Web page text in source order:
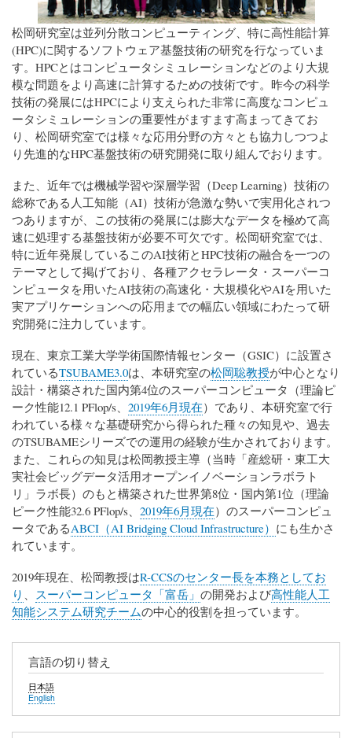
松岡研究室は並列分散コンピューティング、特に高性能計算
(HPC)に関するソフトウェア基盤技術の研究を行なっていま
す。HPCとはコンピュータシミュレーションなどのより大規
模な問題をより高速に計算するための技術です。昨今の科学
技術の発展にはHPCにより支えられた非常に高度なコンピュ
ータシミュレーションの重要性がますます高まってきてお
り、松岡研究室では様々な応用分野の方々とも協力しつつよ
り先進的なHPC基盤技術の研究開発に取り組んでおります。
また、近年では機械学習や深層学習（Deep Learning）技術の
総称である人工知能（AI）技術が急激な勢いで実用化されつ
つありますが、この技術の発展には膨大なデータを極めて高
速に処理する基盤技術が必要不可欠です。松岡研究室では、
特に近年発展しているこのAI技術とHPC技術の融合を一つの
テーマとして掲げており、各種アクセラレータ・スーパーコ
ンピュータを用いたAI技術の高速化・大規模化やAIを用いた
実アプリケーションへの応用までの幅広い領域にわたって研
究開発に注力しています。
現在、東京工業大学学術国際情報センター（GSIC）に設置さ
れているTSUBAME3.0は、本研究室の松岡聡教授が中心となり
設計・構築された国内第4位のスーパーコンピュータ（理論ピ
ーク性能12.1 PFlop/s、 2019年6月現在）であり、本研究室で行
われている様々な基礎研究から得られた種々の知見や、過去
のTSUBAMEシリーズでの運用の経験が生かされております。
また、これらの知見は松岡教授主導（当時「産総研・東工大
実社会ビッグデータ活用オープンイノベーションラボラト
リ」ラボ長）のもと構築された世界第8位・国内第1位（理論
ピーク性能32.6 PFlop/s、 2019年6月現在）のスーパーコンピュ
ータであるABCI（AI Bridging Cloud Infrastructure） にも生かさ
れています。
2019年現在、松岡教授はR-CCSのセンター長を本務としてお
り
スーパーコンピュータ「富岳」 の開発および高性能人工
知能システム研究チームの中心的役割を担っています。
言語の切り替え
日本語
English